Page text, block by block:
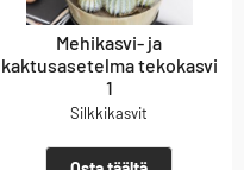
Mehikasvi- ja
kaktusasetelma tekokasvi
1
Silkkikasvit